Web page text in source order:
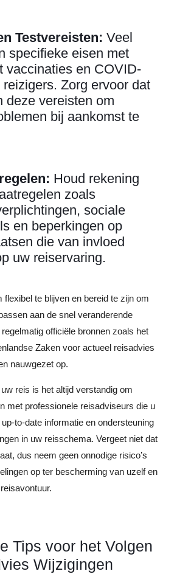
Testvereisten: Veel
specifieke eisen met
vaccinaties en COVID-
Zorg ervoor dat
deze vereisten om
bij aankomst te
Houd rekening
zoals
sociale
en beperkingen op
die van invloed
uw reiservaring.
flexibel te blijven en bereid te zijn om
aan de snel veranderende
officiële bronnen zoals het
Zaken voor actueel reisadvies
nauwgezet op.
reis is het altijd verstandig om
met professionele reisadviseurs die u
to-date informatie en ondersteuning
in uw reisschema. Vergeet niet dat
dus neem geen onnodige risico’s
op ter bescherming van uzelf en
Tips voor het Volgen
Wijzigingen